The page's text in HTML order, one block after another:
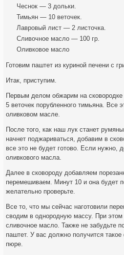
Чеснок — 3 дольки.
Тимьян — 10 веточек.
Лавровый лист — 2 листочка.
Сливочное масло — 100 гр.
Оливковое масло
Готовим паштет из куриной печени с
Итак, приступим.
Первым делом обжарим на
5 веточек порубленного тимьяна. Все
оливковом масле.
После того, как наш лук станет
начнет поджариваться, добавим в
все это не будет готово. Если нужно,
оливкового масла.
Далее в сковороду добавляем
перемешиваем. Минут 10 и она будет
желательно проверьте.
Все то, что мы сейчас наготовили
сводим в однородную массу. При
сливочное масло. Также не забудьте
паштет. У вас должно получится такое
пюре.